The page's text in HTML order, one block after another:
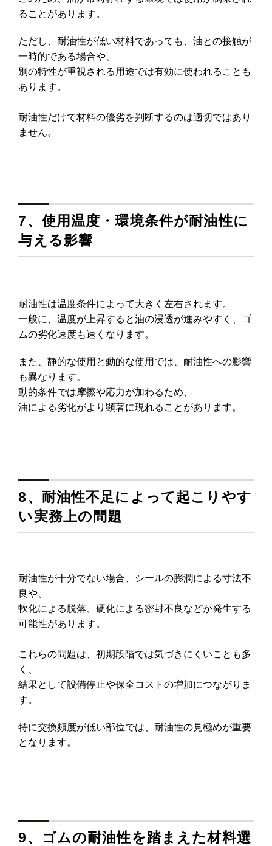
ることがあります。
ただし、耐油性が低い材料であっても、油との接触が
一時的である場合や、
別の特性が重視される用途では有効に使われることも
あります。
耐油性だけで材料の優劣を判断するのは適切ではあり
ません。
7、使用温度・環境条件が耐油性に
与える影響
耐油性は温度条件によって大きく左右されます。
一般に、温度が上昇すると油の浸透が進みやすく、ゴ
ムの劣化速度も速くなります。
また、静的な使用と動的な使用では、耐油性への影響
も異なります。
動的条件では摩擦や応力が加わるため、
油による劣化がより顕著に現れることがあります。
8、耐油性不足によって起こりやす
い実務上の問題
耐油性が十分でない場合、シールの膨潤による寸法不
良や、
軟化による脱落、硬化による密封不良などが発生する
可能性があります。
これらの問題は、初期段階では気づきにくいことも多
く、
結果として設備停止や保全コストの増加につながりま
す。
特に交換頻度が低い部位では、耐油性の見極めが重要
となります。
9、ゴムの耐油性を踏まえた材料選